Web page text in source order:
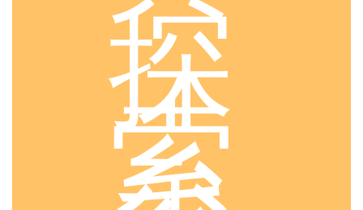
探
索